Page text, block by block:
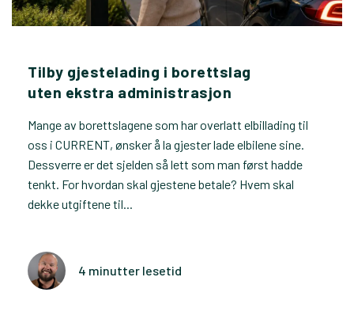
Tilby gjestelading i borettslag
uten ekstra administrasjon
Mange av borettslagene som har overlatt elbillading til
oss i CURRENT, ønsker å la gjester lade elbilene sine.
Dessverre er det sjelden så lett som man først hadde
tenkt. For hvordan skal gjestene betale? Hvem skal
dekke utgiftene til...
4 minutter lesetid